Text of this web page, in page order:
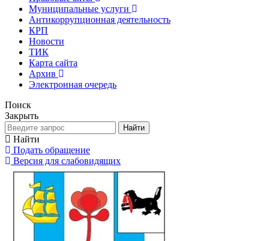
Муниципальные услуги
Антикоррупционная деятельность
КРП
Новости
ТИК
Карта сайта
Архив
Электронная очередь
Поиск
Закрыть
Найти
Найти
Подать обращение
Версия для слабовидящих